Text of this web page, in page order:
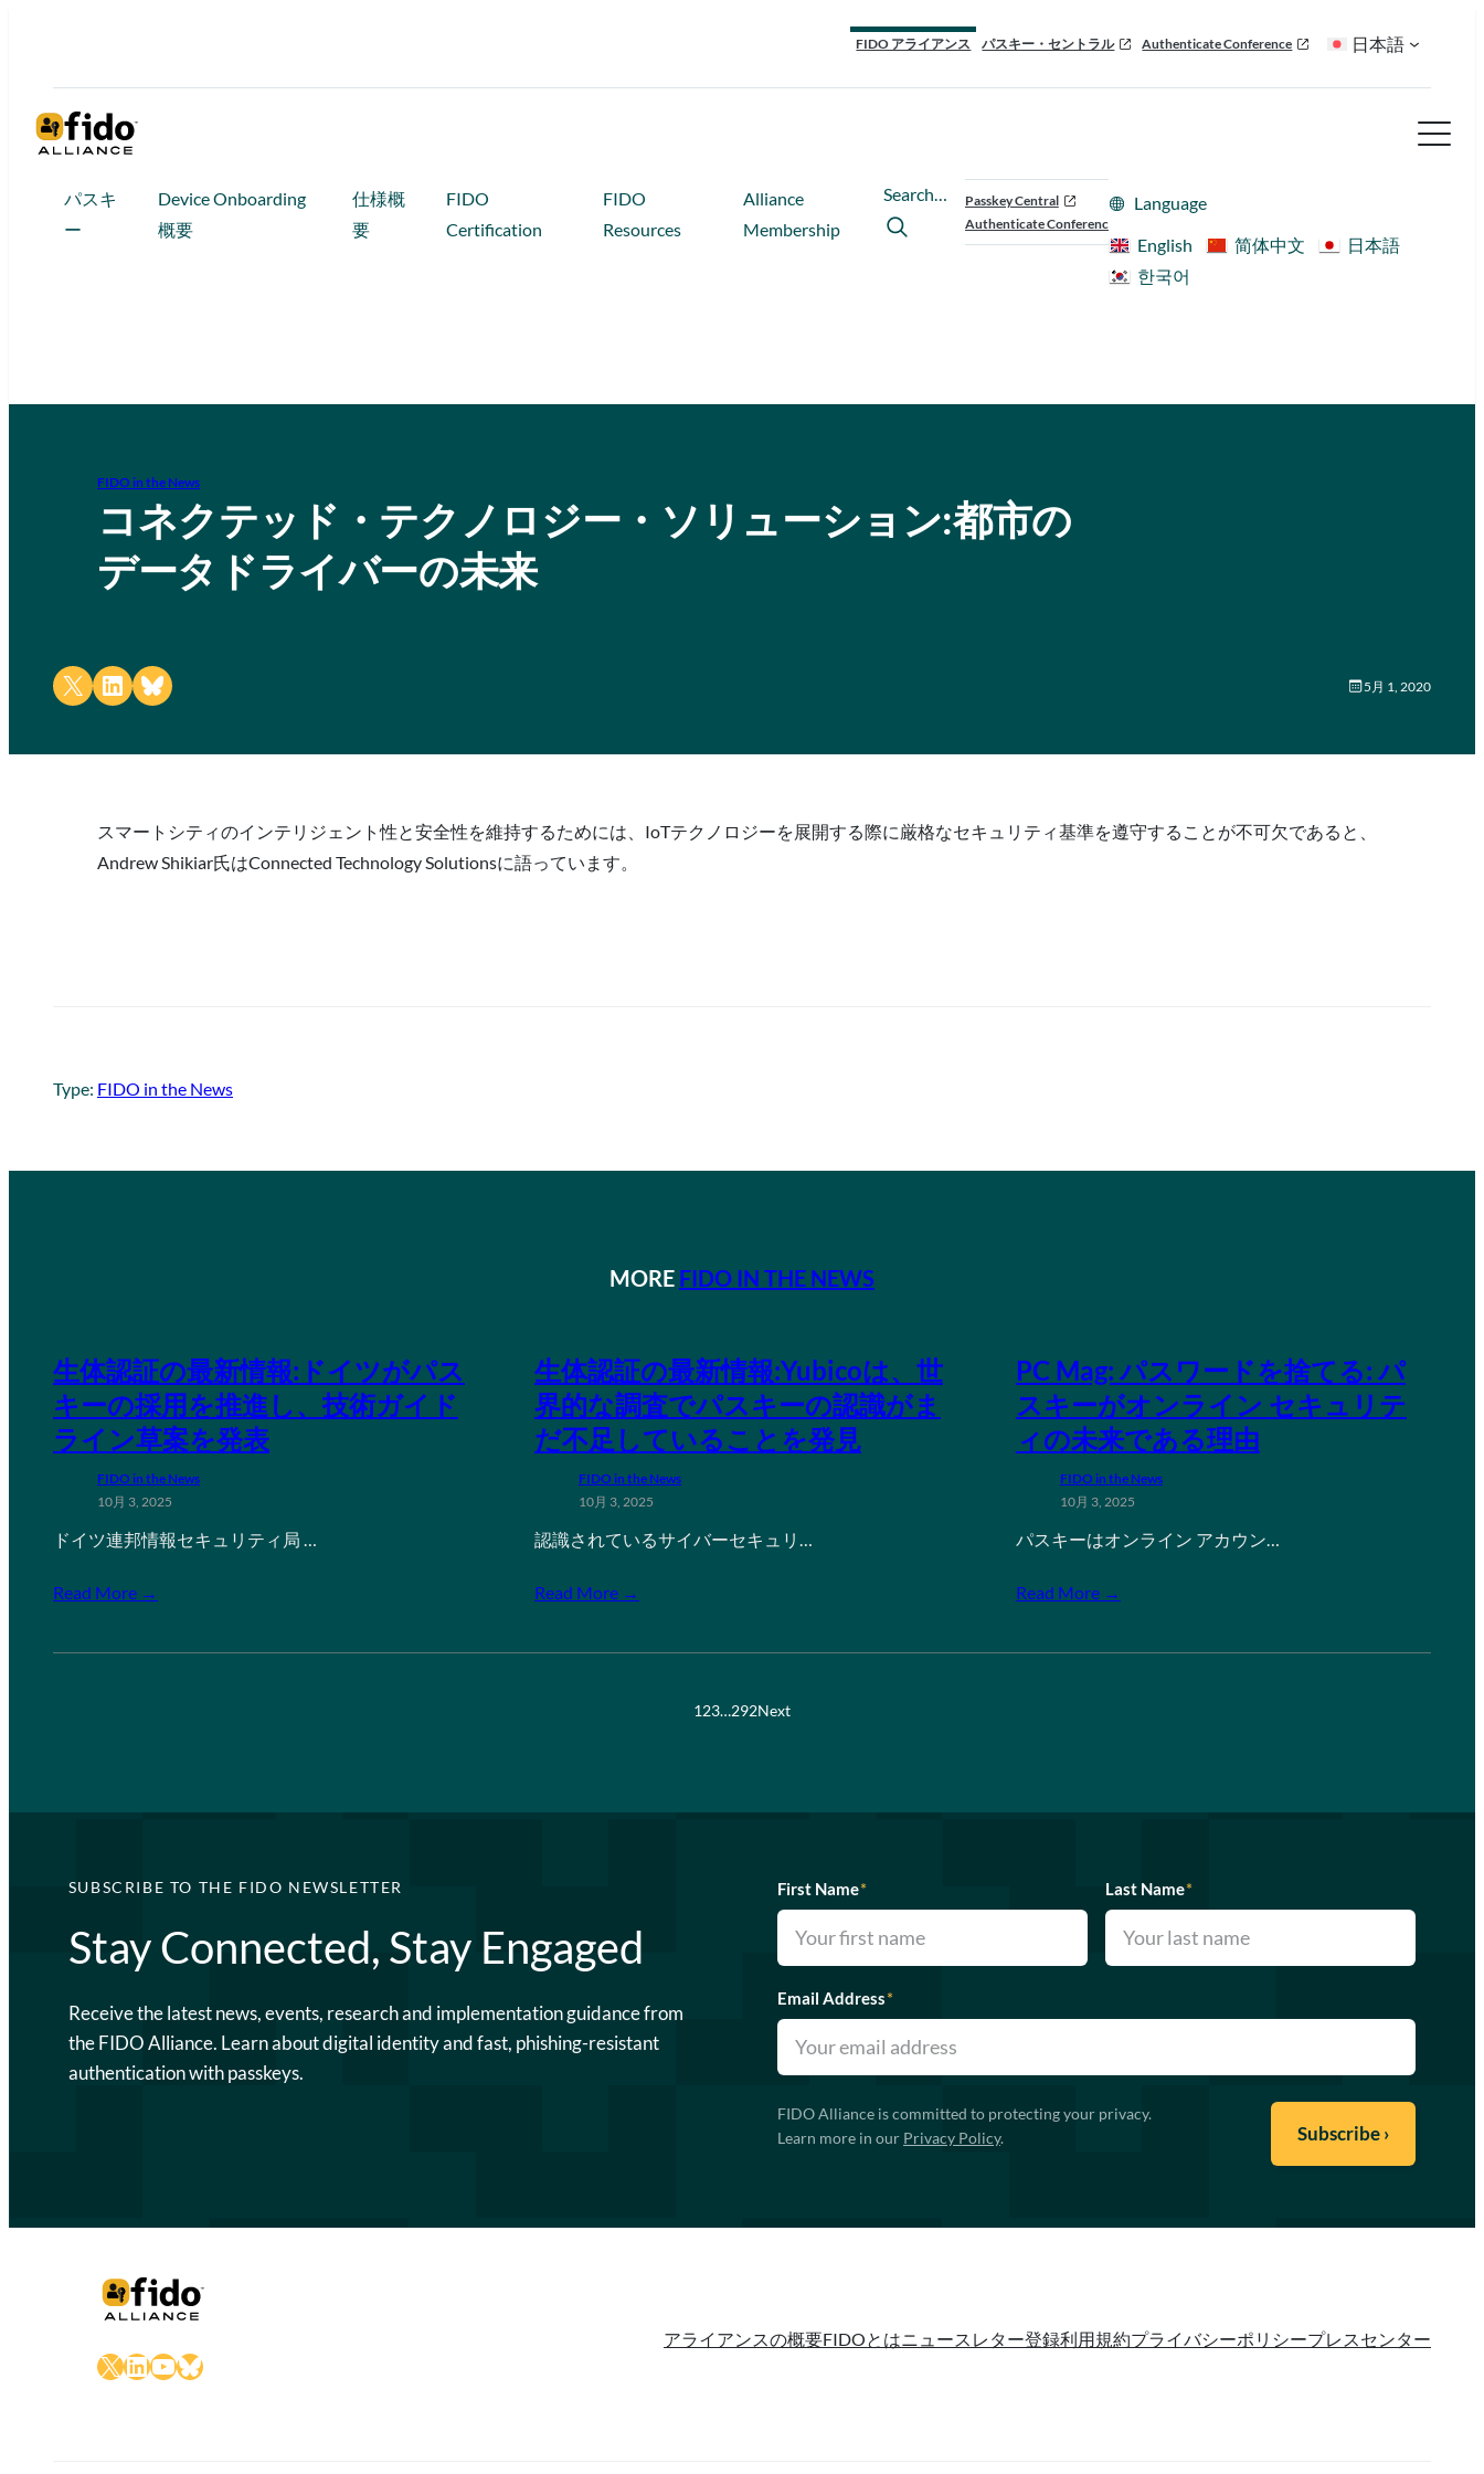
FIDO アライアンス パスキー・セントラル Authenticate Conference 日本語
パスキ
ー
Device Onboarding
概要
仕様概
要
FIDO
Certification
FIDO
Resources
Alliance
Membership
Search…
Passkey Central
Authenticate Conference
Language
English
简体中文
日本語
한국어
FIDO in the News
コネクテッド・テクノロジー・ソリューション:都市の
データドライバーの未来
Share on X Share on LinkedIn
Share on Bluesky 5月 1, 2020
スマートシティのインテリジェント性と安全性を維持するためには、IoTテクノロジーを展開する際に厳格なセキュリティ基準を遵守することが不可欠であると、
Andrew Shikiar氏はConnected Technology Solutionsに語っています。
Type: FIDO in the News
MORE FIDO IN THE NEWS
生体認証の最新情報:ドイツがパス
キーの採用を推進し、技術ガイド
ライン草案を発表
FIDO in the News
10月 3, 2025
ドイツ連邦情報セキュリティ局 …
Read More →
生体認証の最新情報:Yubicoは、世
界的な調査でパスキーの認識がま
だ不足していることを発見
FIDO in the News
10月 3, 2025
認識されているサイバーセキュリ…
Read More →
PC Mag: パスワードを捨てる: パ
スキーがオンライン セキュリテ
ィの未来である理由
FIDO in the News
10月 3, 2025
パスキーはオンライン アカウン…
Read More →
123…292Next
SUBSCRIBE TO THE FIDO NEWSLETTER
Stay Connected, Stay Engaged
Receive the latest news, events, research and implementation guidance from
the FIDO Alliance. Learn about digital identity and fast, phishing-resistant
authentication with passkeys.
First Name* Last Name*
Email Address*
FIDO Alliance is committed to protecting your privacy.
Learn more in our Privacy Policy.
X LinkedIn
YouTube
Bluesky
アライアンスの概要FIDOとはニュースレター登録利用規約プライバシーポリシープレスセンター